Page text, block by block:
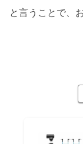
と言うことで、